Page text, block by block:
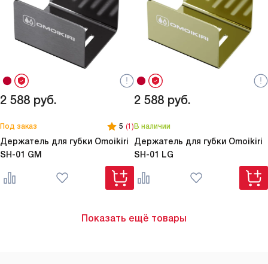
2 588 руб.
Под заказ 5 (1)
Держатель для губки Omoikiri
SH-01 GM
2 588 руб.
В наличии
Держатель для губки Omoikiri
SH-01 LG
Показать ещё товары